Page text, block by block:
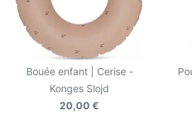
Bouée enfant | Cerise -
Konges Slojd
20,00 €